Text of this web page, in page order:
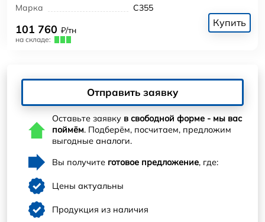
Марка
С355
101 760 ₽/тн
на складе:
Купить
Отправить заявку
Оставьте заявку в свободной форме - мы вас
поймём. Подберём, посчитаем, предложим
выгодные аналоги.
Вы получите готовое предложение, где:
Цены актуальны
Продукция из наличия